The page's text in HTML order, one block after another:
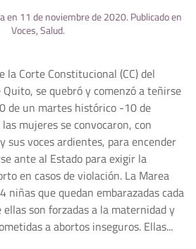
en 11 de noviembre de 2020. Publicado en
Voces,Salud.
Corte Constitucional (CC) del
se quebró y comenzó a teñirse
de un martes histórico -10 de
mujeres se convocaron, con
sus voces ardientes, para encender
ante al Estado para exigir la
en casos de violación. La Marea
niñas que quedan embarazadas cada
ellas son forzadas a la maternidad y
a abortos inseguros. Ellas...